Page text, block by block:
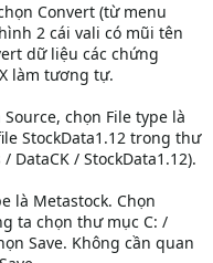
Convert (từ menu
2 cái vali có mũi tên
dữ liệu các chứng
làm tương tự.
Source, chọn File type là
StockData1.12 trong thư
DataCK / StockData1.12).
là Metastock. Chọn
ta chọn thư mục C: /
Save. Không cần quan